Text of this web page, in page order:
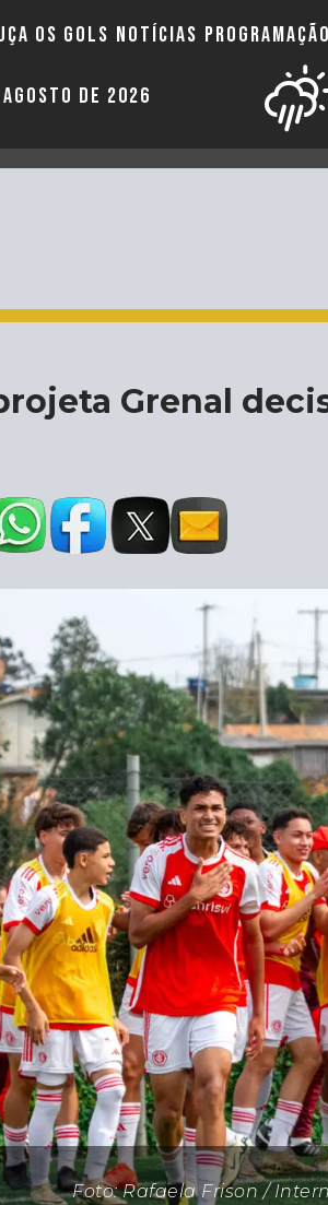
OS GOLS NOTÍCIAS PROGRAMAÇÃO
DE 2026
Grenal
Foto: Rafaela Frison /